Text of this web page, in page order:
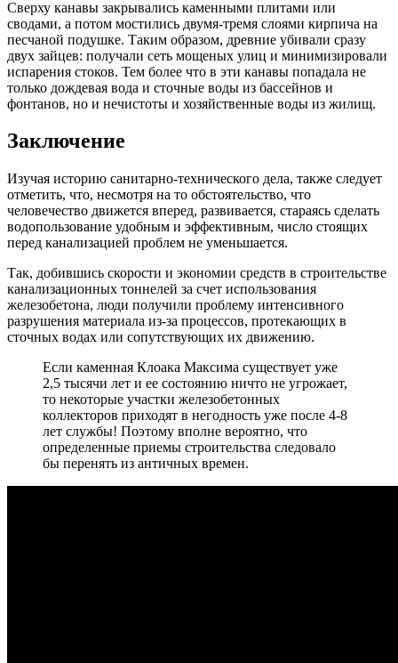
Сверху канавы закрывались каменными плитами или
сводами, а потом мостились двумя-тремя слоями кирпича на
песчаной подушке. Таким образом, древние убивали сразу
двух зайцев: получали сеть мощеных улиц и минимизировали
испарения стоков. Тем более что в эти канавы попадала не
только дождевая вода и сточные воды из бассейнов и
фонтанов, но и нечистоты и хозяйственные воды из жилищ.
Заключение
Изучая историю санитарно-технического дела, также следует
отметить, что, несмотря на то обстоятельство, что
человечество движется вперед, развивается, стараясь сделать
водопользование удобным и эффективным, число стоящих
перед канализацией проблем не уменьшается.
Так, добившись скорости и экономии средств в строительстве
канализационных тоннелей за счет использования
железобетона, люди получили проблему интенсивного
разрушения материала из-за процессов, протекающих в
сточных водах или сопутствующих их движению.
Если каменная Клоака Максима существует уже
2,5 тысячи лет и ее состоянию ничто не угрожает,
то некоторые участки железобетонных
коллекторов приходят в негодность уже после 4-8
лет службы! Поэтому вполне вероятно, что
определенные приемы строительства следовало
бы перенять из античных времен.